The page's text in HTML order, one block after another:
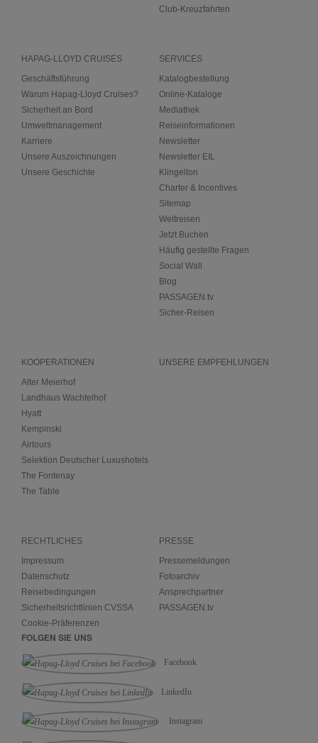
Club-Kreuzfahrten
HAPAG-LLOYD CRUISES
Geschäftsführung
Warum Hapag-Lloyd Cruises?
Sicherheit an Bord
Umweltmanagement
Karriere
Unsere Auszeichnungen
Unsere Geschichte
SERVICES
Katalogbestellung
Online-Kataloge
Mediathek
Reiseinformationen
Newsletter
Newsletter EIL
Klingelton
Charter & Incentives
Sitemap
Weltreisen
Jetzt Buchen
Häufig gestellte Fragen
Social Wall
Blog
PASSAGEN.tv
Sicher-Reisen
KOOPERATIONEN
Alter Meierhof
Landhaus Wachtelhof
Hyatt
Kempinski
Airtours
Selektion Deutscher Luxushotels
The Fontenay
The Table
UNSERE EMPFEHLUNGEN
RECHTLICHES
Impressum
Datenschutz
Reisebedingungen
Sicherheitsrichtlinien CVSSA
Cookie-Präferenzen
PRESSE
Pressemeldungen
Fotoarchiv
Ansprechpartner
PASSAGEN.tv
FOLGEN SIE UNS
Facebook
LinkedIn
Instagram